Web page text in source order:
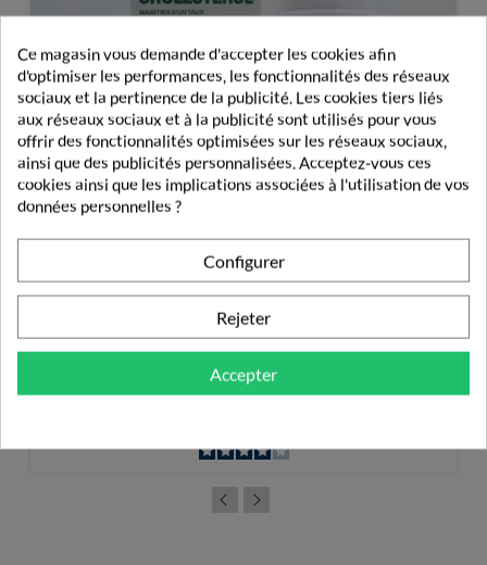
Valbiotis Pro Cholestérol 180 Gélules
Ce magasin vous demande d'accepter les cookies afin
d'optimiser les performances, les fonctionnalités des réseaux
sociaux et la pertinence de la publicité. Les cookies tiers liés
aux réseaux sociaux et à la publicité sont utilisés pour vous
offrir des fonctionnalités optimisées sur les réseaux sociaux,
ainsi que des publicités personnalisées. Acceptez-vous ces
cookies ainsi que les implications associées à l'utilisation de vos
données personnelles ?
Configurer
Rejeter
Accepter